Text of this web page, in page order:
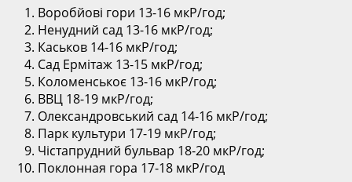
Воробйові гори 13-16 мкР/год;
Ненудний сад 13-16 мкР/год;
Каськов 14-16 мкР/год;
Сад Ермітаж 13-15 мкР/год;
Коломенськоє 13-16 мкР/год;
ВВЦ 18-19 мкР/год;
Олександровський сад 14-16 мкР/год;
Парк культури 17-19 мкР/год;
Чістапрудний бульвар 18-20 мкР/год;
Поклонная гора 17-18 мкР/год